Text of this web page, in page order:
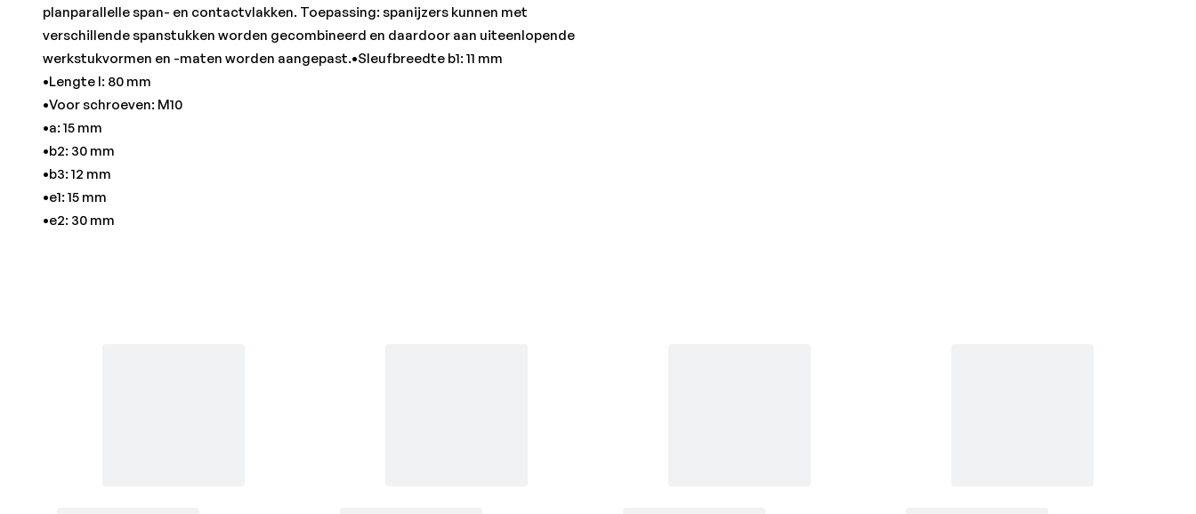
planparallelle span- en contactvlakken. Toepassing: spanijzers kunnen met
verschillende spanstukken worden gecombineerd en daardoor aan uiteenlopende
werkstukvormen en -maten worden aangepast.•Sleufbreedte b1: 11 mm
•Lengte l: 80 mm
•Voor schroeven: M10
•a: 15 mm
•b2: 30 mm
•b3: 12 mm
•e1: 15 mm
•e2: 30 mm